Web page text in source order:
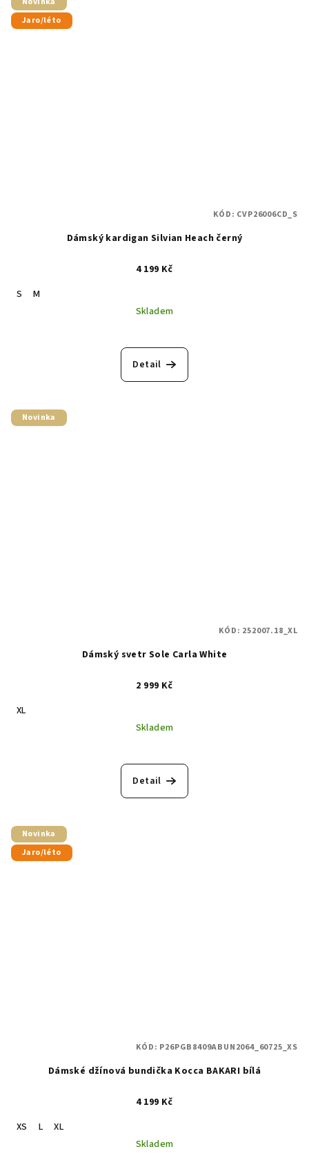
Jaro/léto
Dámský kardigan Silvian Heach černý
4 199 Kč
S
M
Skladem
Detail
KÓD: CVP26006CD_S
Novinka
Dámský svetr Sole Carla White
2 999 Kč
XL
Skladem
Detail
KÓD: 252007.18_XL
Novinka
Jaro/léto
Dámské džínová bundička Kocca BAKARI bílá
4 199 Kč
XS
L
XL
Skladem
KÓD: P26PGB8409ABUN2064_60725_XS